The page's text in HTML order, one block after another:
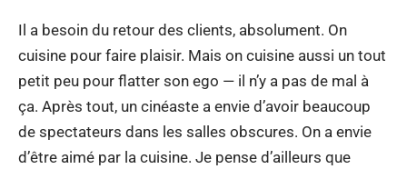
Il a besoin du retour des clients, absolument. On
cuisine pour faire plaisir. Mais on cuisine aussi un tout
petit peu pour flatter son ego — il n’y a pas de mal à
ça. Après tout, un cinéaste a envie d’avoir beaucoup
de spectateurs dans les salles obscures. On a envie
d’être aimé par la cuisine. Je pense d’ailleurs que